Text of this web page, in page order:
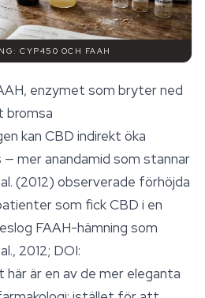
CYP450 OCH FAAH
enzymet som bryter ned
bromsa
kan CBD indirekt öka
mer anandamid som stannar
(2012) observerade förhöjda
som fick CBD i en
FAAH-hämning som
2012; DOI:
här är en av de mer eleganta